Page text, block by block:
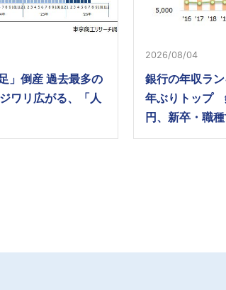
」倒産 過去最多の
ワリ広がる、「人
2026/08/04
銀行の年収ラ
年ぶりトップ
円、新卒・職